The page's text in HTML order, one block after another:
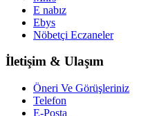
E nabız
Ebys
Nöbetçi Eczaneler
İletişim & Ulaşım
Öneri Ve Görüşleriniz
Telefon
E-Posta